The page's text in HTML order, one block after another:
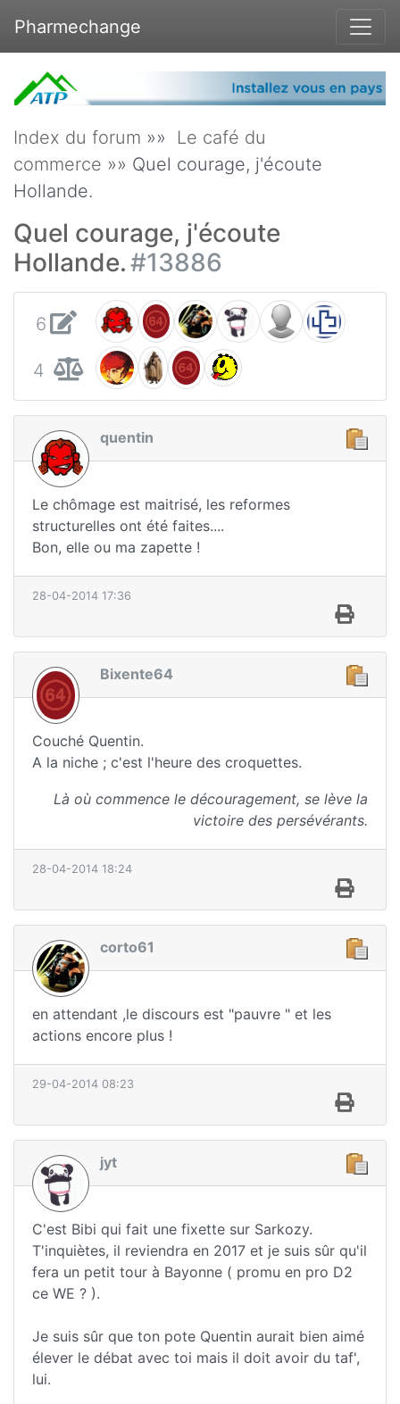
Pharmechange
Index du forum »» Le café du
commerce »» Quel courage, j'écoute
Hollande.
Quel courage, j'écoute
Hollande.#13886
6
4
quentin
Le chômage est maitrisé, les reformes
structurelles ont été faites....
Bon, elle ou ma zapette !
28-04-2014 17:36
Bixente64
Couché Quentin.
A la niche ; c'est l'heure des croquettes.
Là où commence le découragement, se lève la
victoire des persévérants.
28-04-2014 18:24
corto61
en attendant ,le discours est "pauvre " et les
actions encore plus !
29-04-2014 08:23
jyt
C'est Bibi qui fait une fixette sur Sarkozy.
T'inquiètes, il reviendra en 2017 et je suis sûr qu'il
fera un petit tour à Bayonne ( promu en pro D2
ce WE ? ).
Je suis sûr que ton pote Quentin aurait bien aimé
élever le débat avec toi mais il doit avoir du taf',
lui.